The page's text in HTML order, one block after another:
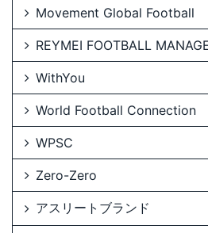
Movement Global Football
REYMEI FOOTBALL
WithYou
World Football Connection
WPSC
Zero-Zero
アスリートブランド